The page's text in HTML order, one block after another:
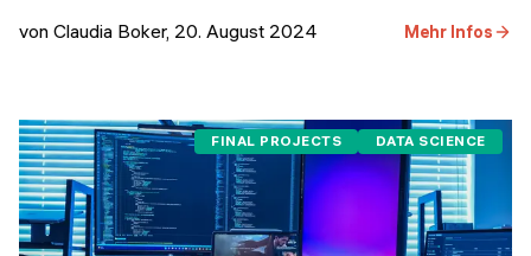
von Claudia Boker, 20. August 2024 Mehr Infos
FINAL PROJECTS DATA SCIENCE